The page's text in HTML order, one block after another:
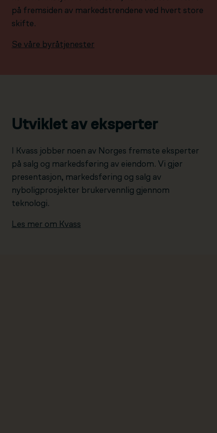
på fremsiden av markedstrendene ved hvert store
skifte.
Se våre byråtjenester
Utviklet av eksperter
I Kvass jobber noen av Norges fremste eksperter
på salg og markedsføring av eiendom. Vi gjør
presentasjon, markedsføring og salg av
nyboligprosjekter brukervennlig gjennom
teknologi.
Les mer om Kvass